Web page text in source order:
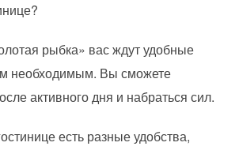
рыбка» вас ждут удобные
необходимым. Вы сможете
активного дня и набраться сил.
есть разные удобства,